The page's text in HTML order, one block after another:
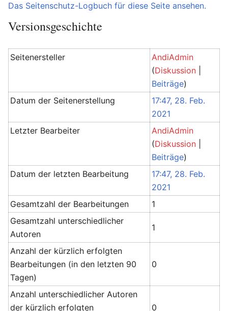
Das Seitenschutz-Logbuch für diese Seite ansehen.
Versionsgeschichte
Seitenersteller
AndiAdmin
(Diskussion
Beiträge)
Datum der Seitenerstellung
17:47, 28. Feb.
2021
Letzter Bearbeiter
AndiAdmin
(Diskussion
Beiträge)
Datum der letzten Bearbeitung
17:47, 28. Feb.
2021
Gesamtzahl der Bearbeitungen
1
Gesamtzahl unterschiedlicher
Autoren
1
Anzahl der kürzlich erfolgten
Bearbeitungen (in den letzten 90
Tagen)
0
Anzahl unterschiedlicher Autoren
der kürzlich erfolgten
0